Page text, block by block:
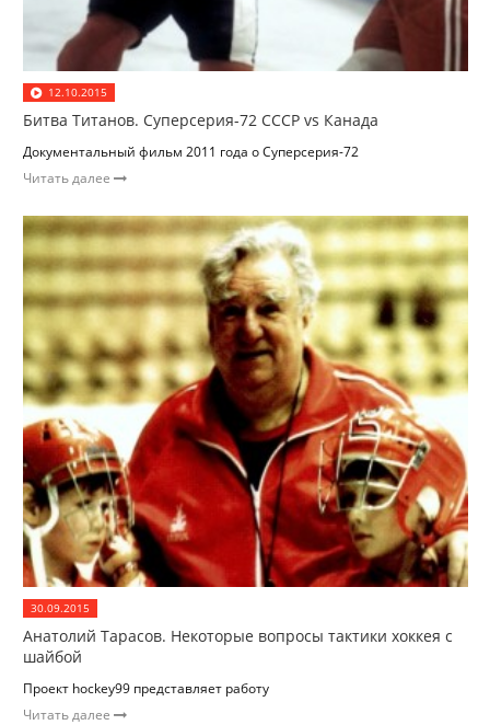
12.10.2015
Битва Титанов. Суперсерия-72 СССР vs Канада
Документальный фильм 2011 года о Суперсерия-72
Читать далее
30.09.2015
Анатолий Тарасов. Некоторые вопросы тактики хоккея с
шайбой
Проект hockey99 представляет работу
Читать далее